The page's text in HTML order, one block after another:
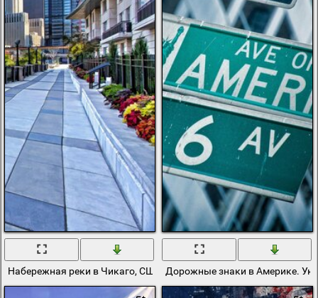
Набережная реки в Чикаго, США Дорожные знаки в Америке.